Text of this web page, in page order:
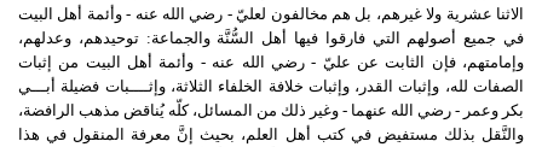
الاثنا عشرية ولا غيرهم، بل هم مخالفون لعليّ - رضي الله عنه - وأئمة أهل البيت
في جميع أصولهم التي فارقوا فيها أهل السُّنَّة والجماعة: توحيدهم، وعدلهم،
وإمامتهم، فإن الثابت عن عليّ - رضي الله عنه - وأئمة أهل البيت من إثبات
الصفات لله، وإثبات القدر، وإثبات خلافة الخلفاء الثلاثة، وإثــــبات فضيلة أبـــي
بكر وعمر - رضي الله عنهما - وغير ذلك من المسائل، كلّه يُناقض مذهب الرافضة،
والنَّقل بذلك مستفيض في كتب أهل العلم، بحيث إنَّ معرفة المنقول في هذا